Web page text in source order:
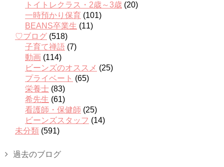
トイトレクラス・2歳～3歳 (20)
一時預かり保育 (101)
BEANS卒業生 (11)
♡ブログ (518)
子育て禅語 (7)
動画 (114)
ビーンズのオススメ (25)
プライベート (65)
栄養士 (83)
希先生 (61)
看護師・保健師 (25)
ビーンズスタッフ (14)
未分類 (591)
過去のブログ